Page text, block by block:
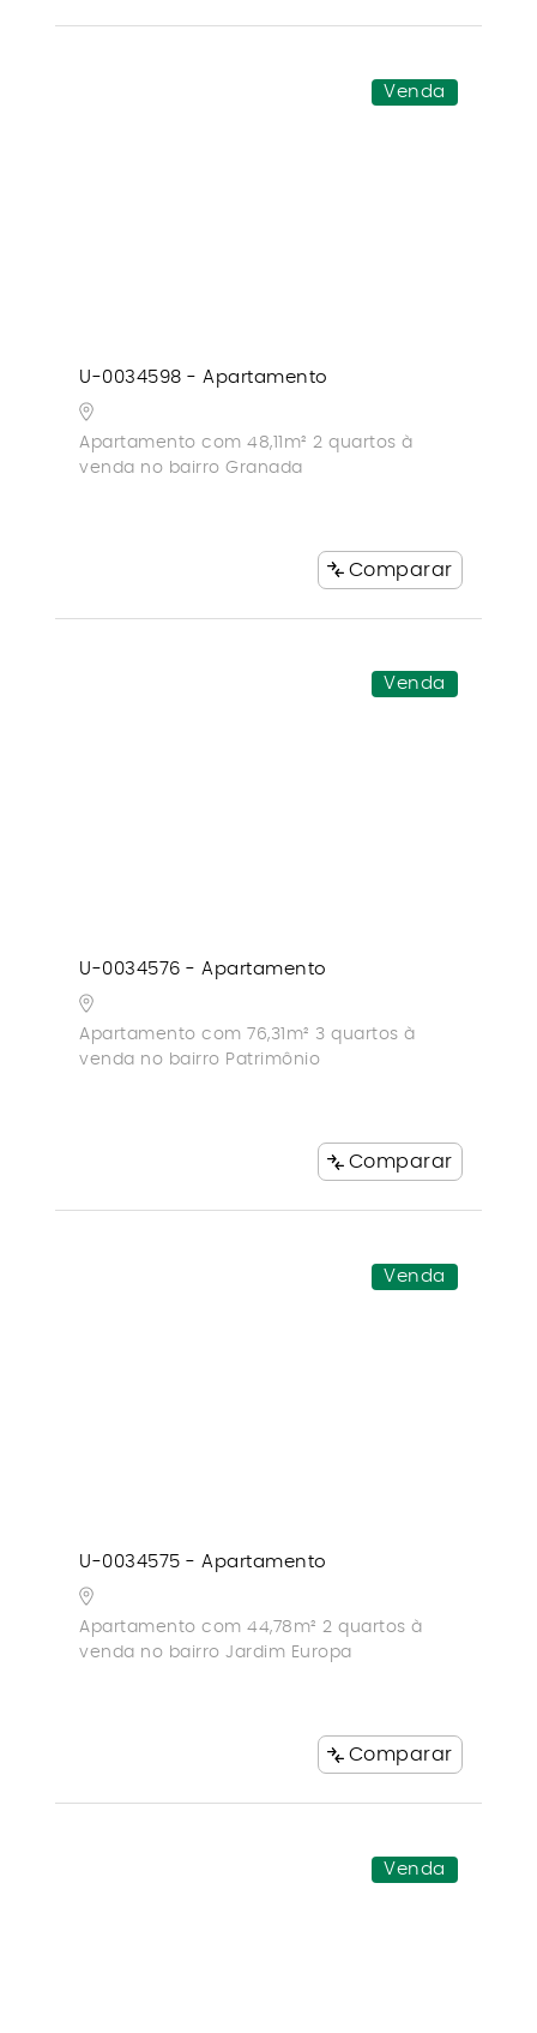
Venda
U-0034598 - Apartamento
Apartamento com 48,11m² 2 quartos à
venda no bairro Granada
Comparar
Venda
U-0034576 - Apartamento
Apartamento com 76,31m² 3 quartos à
venda no bairro Patrimônio
Comparar
Venda
U-0034575 - Apartamento
Apartamento com 44,78m² 2 quartos à
venda no bairro Jardim Europa
Comparar
Venda